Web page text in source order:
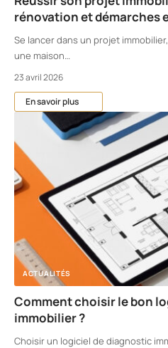
rénovation et démarches
Se lancer dans un projet
une maison…
23 avril 2026
En savoir plus
ACTUALITÉS
Comment choisir le bon
immobilier ?
Choisir un logiciel de diagnostic